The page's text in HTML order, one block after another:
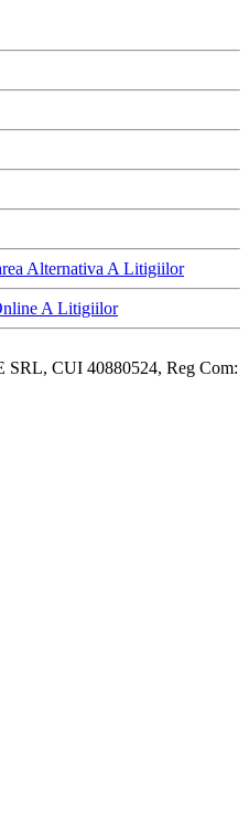
SRL, CUI 40880524, Reg Com: